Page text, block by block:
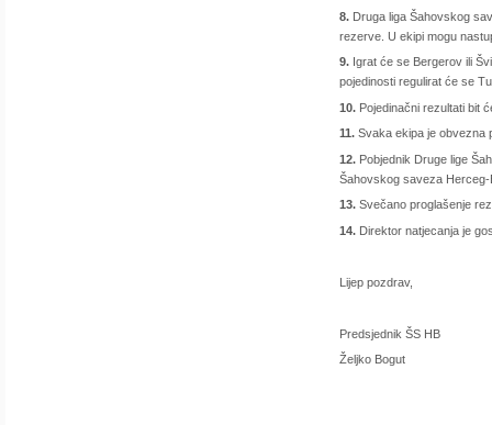
8. Druga liga Šahovskog
rezerve. U ekipi mogu
9. Igrat će se Bergerov ili
pojedinosti regulirat će se
10. Pojedinačni rezultati bit
11. Svaka ekipa je obvezna
12. Pobjednik Druge lige
Šahovskog saveza Herceg-
13. Svečano proglašenje
14. Direktor natjecanja je
Lijep pozdrav,
Predsjednik ŠS HB
Željko Bogut